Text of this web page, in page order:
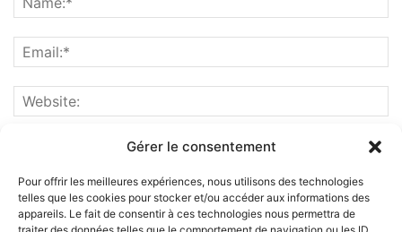
Gérer le consentement
Pour offrir les meilleures expériences, nous utilisons des technologies
telles que les cookies pour stocker et/ou accéder aux informations des
appareils. Le fait de consentir à ces technologies nous permettra de